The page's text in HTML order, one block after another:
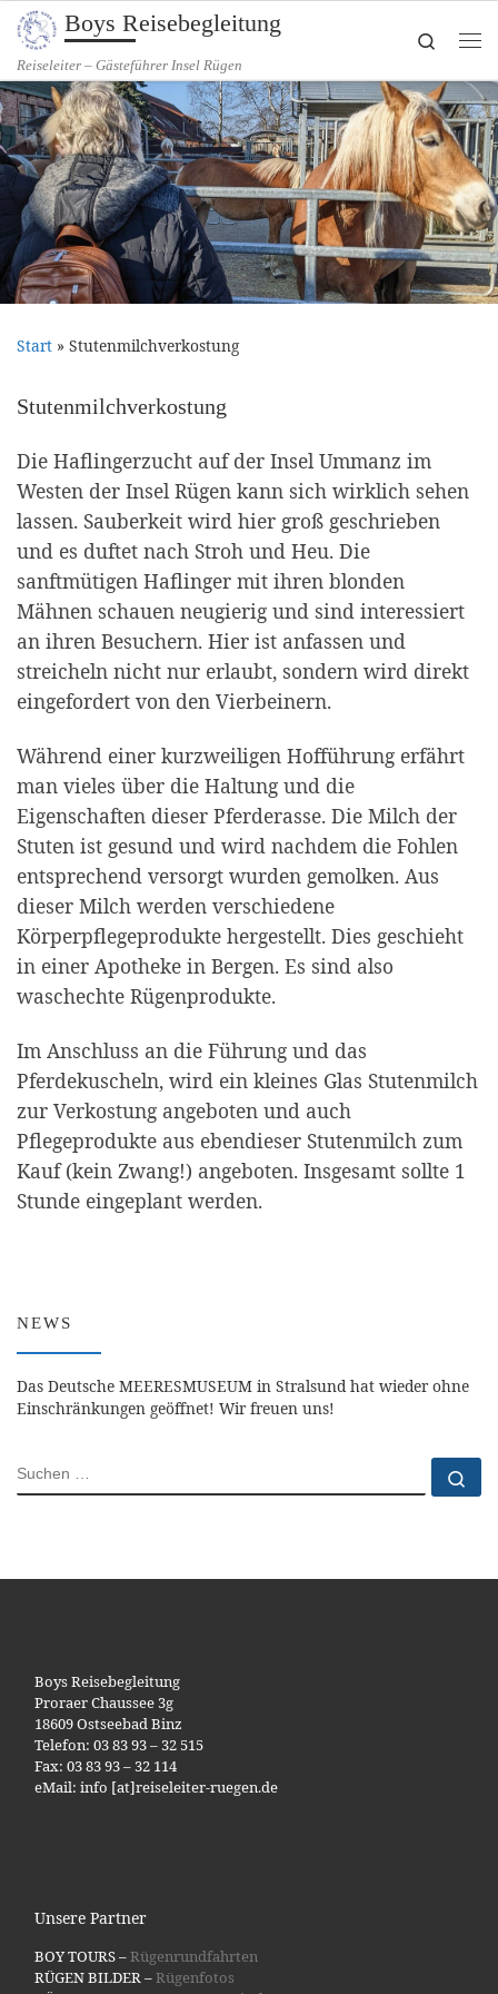
Zum Inhalt springen
Boys Reisebegleitung
Reiseleiter – Gästeführer Insel Rügen
Search
Start » Stutenmilchverkostung
Stutenmilchverkostung
Die Haflingerzucht auf der Insel Ummanz im
Westen der Insel Rügen kann sich wirklich sehen
lassen. Sauberkeit wird hier groß geschrieben
und es duftet nach Stroh und Heu. Die
sanftmütigen Haflinger mit ihren blonden
Mähnen schauen neugierig und sind interessiert
an ihren Besuchern. Hier ist anfassen und
streicheln nicht nur erlaubt, sondern wird direkt
eingefordert von den Vierbeinern.
Während einer kurzweiligen Hofführung erfährt
man vieles über die Haltung und die
Eigenschaften dieser Pferderasse. Die Milch der
Stuten ist gesund und wird nachdem die Fohlen
entsprechend versorgt wurden gemolken. Aus
dieser Milch werden verschiedene
Körperpflegeprodukte hergestellt. Dies geschieht
in einer Apotheke in Bergen. Es sind also
waschechte Rügenprodukte.
Im Anschluss an die Führung und das
Pferdekuscheln, wird ein kleines Glas Stutenmilch
zur Verkostung angeboten und auch
Pflegeprodukte aus ebendieser Stutenmilch zum
Kauf (kein Zwang!) angeboten. Insgesamt sollte 1
Stunde eingeplant werden.
NEWS
Das Deutsche MEERESMUSEUM in Stralsund hat wieder ohne
Einschränkungen geöffnet! Wir freuen uns!
SUCHE
Boys Reisebegleitung
Proraer Chaussee 3g
18609 Ostseebad Binz
Telefon: 03 83 93 – 32 515
Fax: 03 83 93 – 32 114
eMail: info [at]reiseleiter-ruegen.de
Unsere Partner
BOY TOURS –Rügenrundfahrten
RÜGEN BILDER –Rügenfotos